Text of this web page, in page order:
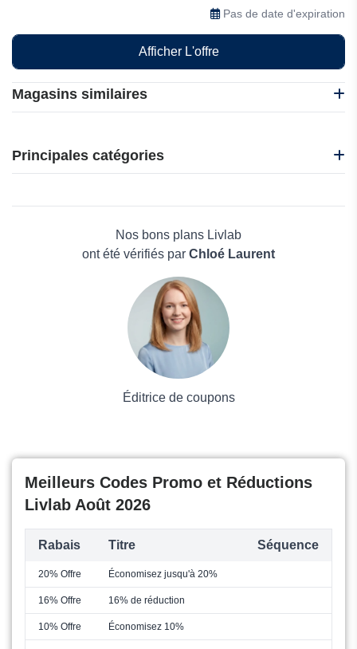
Magasins similaires
Harvest Laboratoires
Ma Pharma Naturelle
1Dental
Principales catégories
Nos bons plans Livlab
ont été vérifiés par Chloé Laurent
Éditrice de coupons
offres spéciales et des actualités
Pas de date d'expiration
Afficher L'offre
Meilleurs Codes Promo et Réductions
Livlab Août 2026
Rabais Titre Séquence
20% Offre Économisez jusqu'à 20%
16% Offre 16% de réduction
10% Offre Économisez 10%